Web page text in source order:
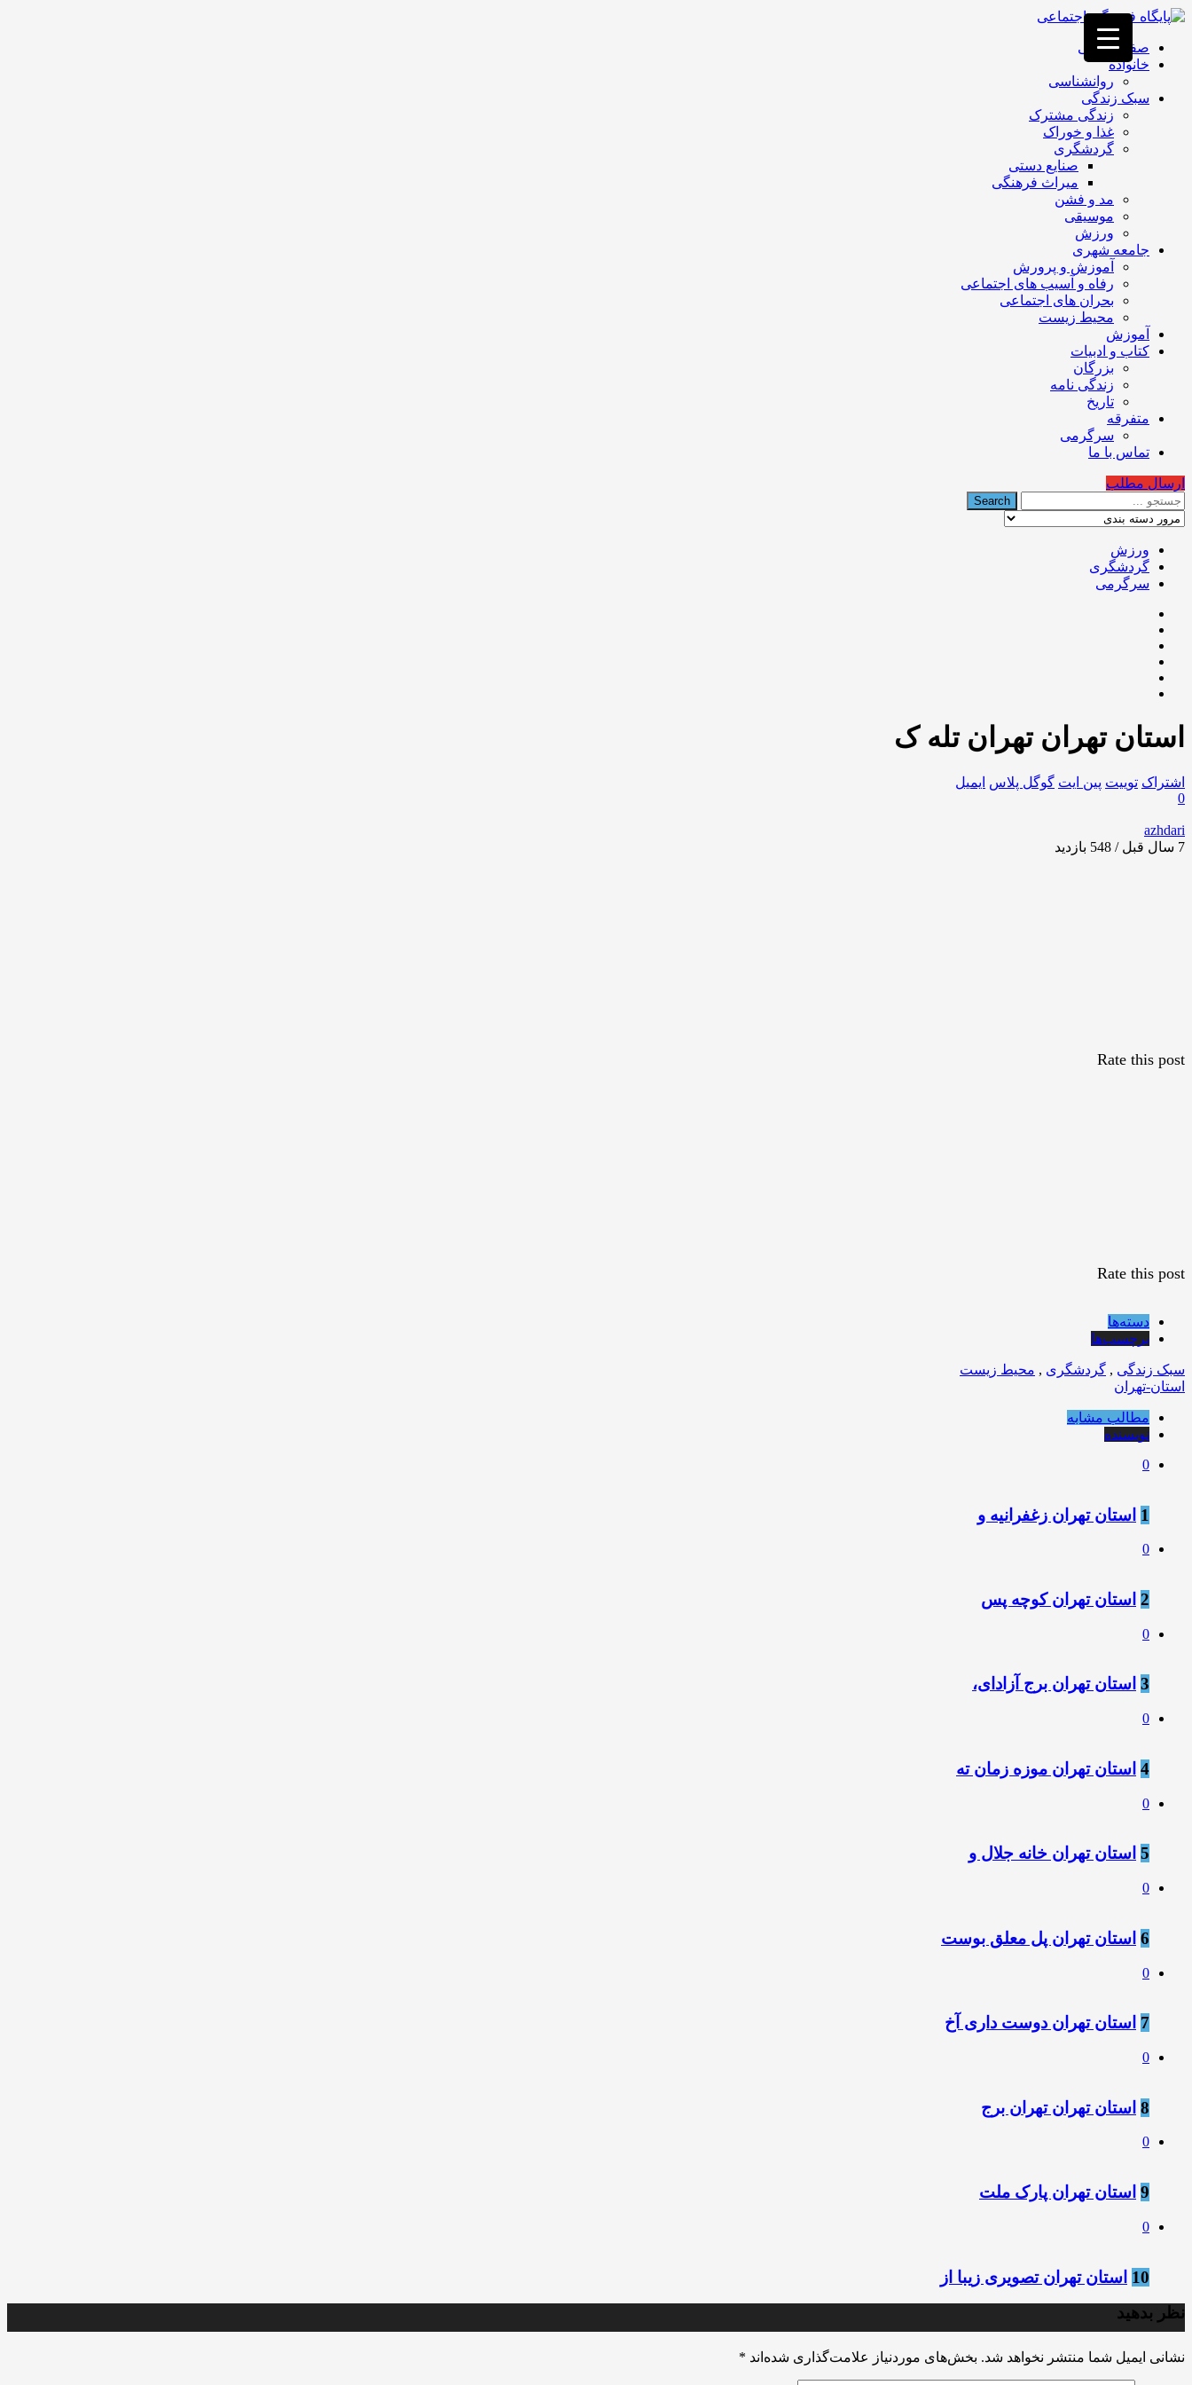
فصد
غرب
تهران
خشکشویی
تصفیه
تهران
صفحه اصلی
خانواده
روانشناسی
سبک زندگی
زندگی مشترک
غذا و خوراک
گردشگری
صنایع دستی
میراث فرهنگی
مد و فشن
موسیقی
ورزش
جامعه شهری
آموزش و پرورش
رفاه و آسیب های اجتماعی
بحران های اجتماعی
محیط زیست
آموزش
کتاب و ادبیات
بزرگان
زندگی نامه
تاریخ
متفرقه
سرگرمی
تماس با ما
ارسال مطلب
ورزش
گردشگری
سرگرمی
استان تهران تهران تله ک
اشتراک توییت پین ایت گوگل‌ پلاس ایمیل
0
azhdari
7 سال قبل / 548
بازدید
Rate this post
Rate this post
دسته‌ها
برچسب‌ها
سبک زندگی , گردشگری , محیط زیست
استان-تهران
مطالب مشابه
نویسنده
0
1 استان تهران زغفرانیه و
0
2 استان تهران کوچه پس
0
3 استان تهران برج آزادای،
0
4 استان تهران موزه زمان ته
0
5 استان تهران خانه جلال و
0
6 استان تهران پل معلق بوست
0
7 استان تهران دوست داری آخ
0
8 استان تهران تهران برج
0
9 استان تهران پارک ملت
0
10 استان تهران تصویری زیبا از
نظر بدهید
نشانی ایمیل شما منتشر نخواهد شد. بخش‌های موردنیاز علامت‌گذاری شده‌اند *